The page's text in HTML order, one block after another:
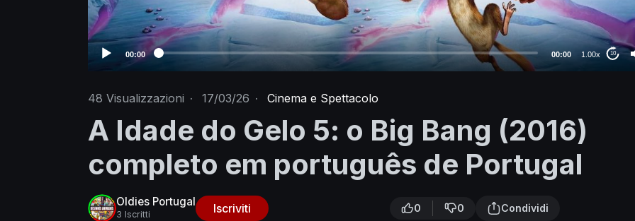
00:00 00:00 1.00x 10
48 Visualizzazioni · 17/03/26 · Cinema e Spettacolo
A Idade do Gelo 5: o Big Bang (2016)
completo em português de Portugal
Oldies Portugal
3 Iscritti Iscriviti 0 0 Condividi